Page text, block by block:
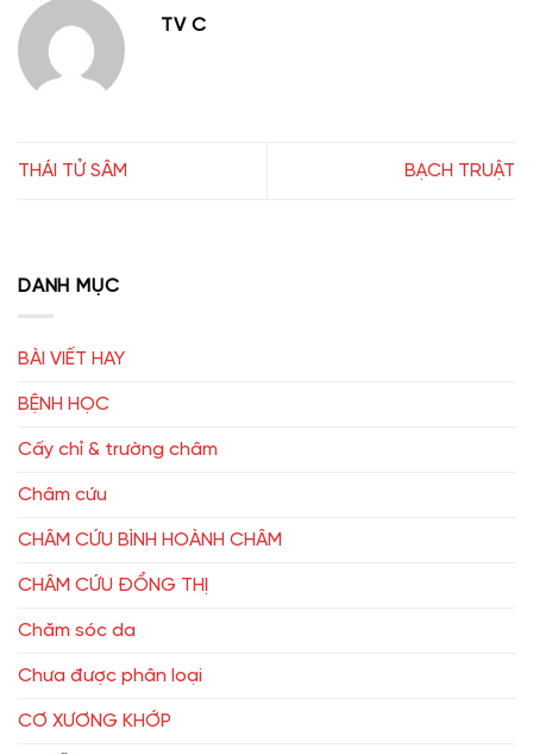
TV C
THÁI TỬ SÂM BẠCH TRUẬT
DANH MỤC
BÀI VIẾT HAY
BỆNH HỌC
Cấy chỉ & trường châm
Châm cứu
CHÂM CỨU BÌNH HOÀNH CHÂM
CHÂM CỨU ĐỔNG THỊ
Chăm sóc da
Chưa được phân loại
CƠ XƯƠNG KHỚP